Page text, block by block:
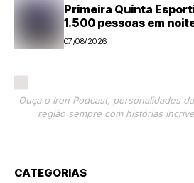
Primeira Quinta
1.500 pessoas em
Capivari
07/08/2026
Ouça o Iron Podcast, personalidades
região sempre com histórias
CATEGORIAS